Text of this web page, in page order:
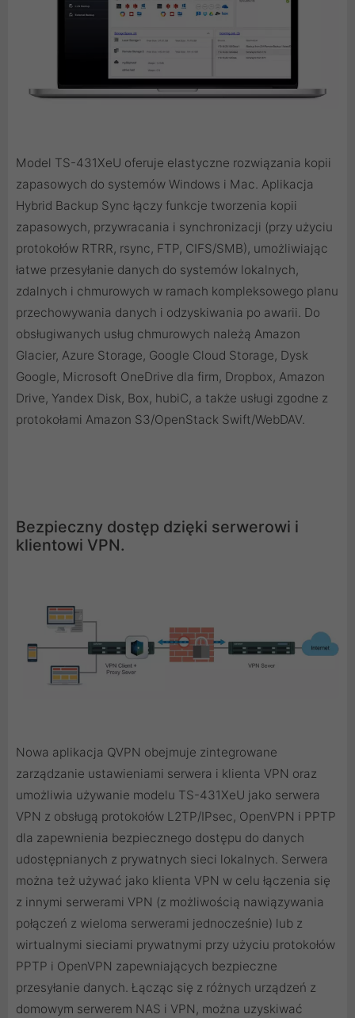
Model TS-431XeU oferuje elastyczne rozwiązania kopii
zapasowych do systemów Windows i Mac. Aplikacja
Hybrid Backup Sync łączy funkcje tworzenia kopii
zapasowych, przywracania i synchronizacji (przy użyciu
protokołów RTRR, rsync, FTP, CIFS/SMB), umożliwiając
łatwe przesyłanie danych do systemów lokalnych,
zdalnych i chmurowych w ramach kompleksowego planu
przechowywania danych i odzyskiwania po awarii. Do
obsługiwanych usług chmurowych należą Amazon
Glacier, Azure Storage, Google Cloud Storage, Dysk
Google, Microsoft OneDrive dla firm, Dropbox, Amazon
Drive, Yandex Disk, Box, hubiC, a także usługi zgodne z
protokołami Amazon S3/OpenStack Swift/WebDAV.
Bezpieczny dostęp dzięki serwerowi i
klientowi VPN.
Nowa aplikacja QVPN obejmuje zintegrowane
zarządzanie ustawieniami serwera i klienta VPN oraz
umożliwia używanie modelu TS-431XeU jako serwera
VPN z obsługą protokołów L2TP/IPsec, OpenVPN i PPTP
dla zapewnienia bezpiecznego dostępu do danych
udostępnianych z prywatnych sieci lokalnych. Serwera
można też używać jako klienta VPN w celu łączenia się
z innymi serwerami VPN (z możliwością nawiązywania
połączeń z wieloma serwerami jednocześnie) lub z
wirtualnymi sieciami prywatnymi przy użyciu protokołów
PPTP i OpenVPN zapewniających bezpieczne
przesyłanie danych. Łącząc się z różnych urządzeń z
domowym serwerem NAS i VPN, można uzyskiwać